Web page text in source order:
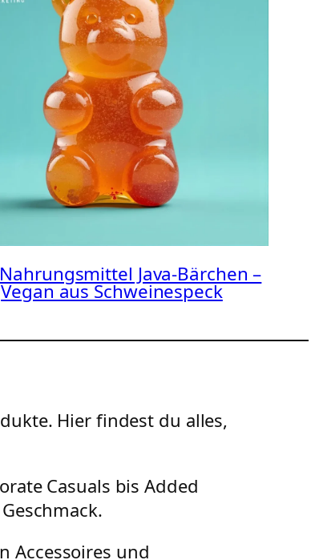
Nahrungsmittel Java-Bärchen –
Vegan aus Schweinespeck
Hier findest du alles,
Casuals bis Added
Accessoires und